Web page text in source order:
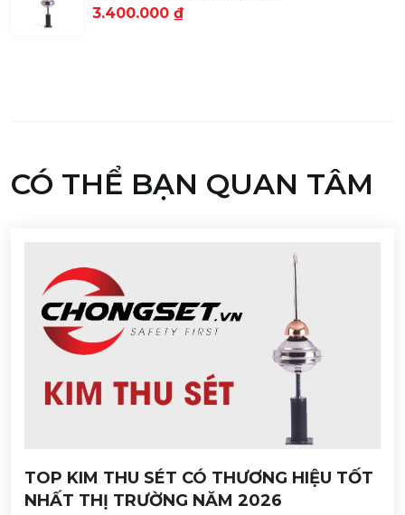
3.400.000 ₫
CÓ THỂ BẠN QUAN TÂM
TOP KIM THU SÉT CÓ THƯƠNG HIỆU TỐT
NHẤT THỊ TRƯỜNG NĂM 2026